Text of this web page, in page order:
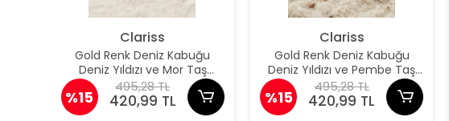
Clariss
Gold Renk Deniz Kabuğu
Deniz Yıldızı ve Mor Taş
Detaylı Küpe
%15
495,28 TL
420,99 TL
Clariss
Gold Renk Deniz Kabuğu
Deniz Yıldızı ve Pembe Taş
Detaylı Küpe
%15
495,28 TL
420,99 TL